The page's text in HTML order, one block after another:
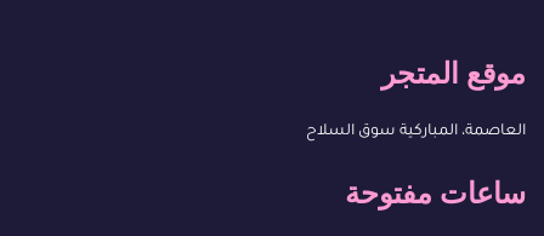
موقع المتجر
العاصمة، المباركية سوق السلاح
ساعات مفتوحة